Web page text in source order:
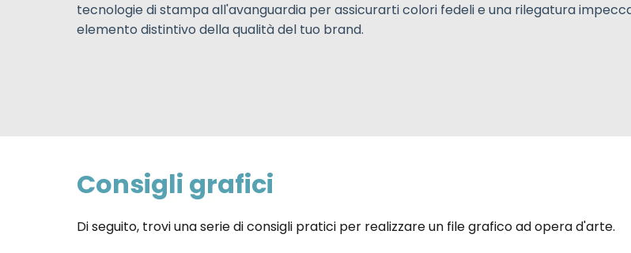
tecnologie di stampa all'avanguardia per assicurarti colori fedeli e una rilegatura
elemento distintivo della qualità del tuo brand.
Consigli grafici
Di seguito, trovi una serie di consigli pratici per realizzare un file grafico ad opera d'arte.